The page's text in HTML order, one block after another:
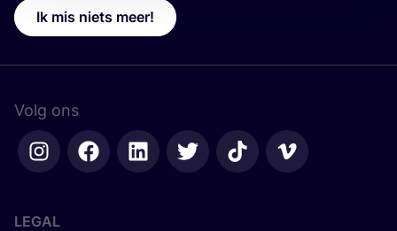
Ik mis niets meer!
Volg ons
LEGAL